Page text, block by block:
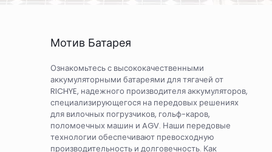
Мотив Батарея
Ознакомьтесь с высококачественными
аккумуляторными батареями для тягачей от
RICHYE, надежного производителя аккумуляторов,
специализирующегося на передовых решениях
для вилочных погрузчиков, гольф-каров,
поломоечных машин и AGV. Наши передовые
технологии обеспечивают превосходную
производительность и долговечность. Как